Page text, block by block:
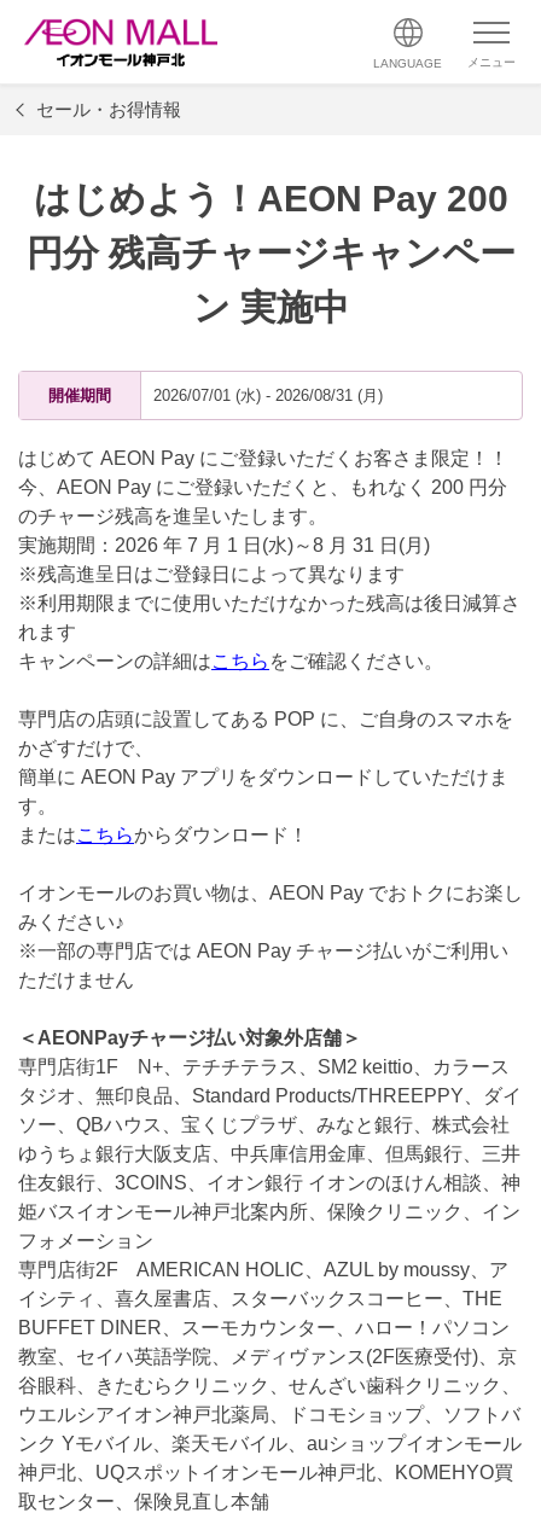
LANGUAGE メニュー
セール・お得情報
はじめよう！AEON Pay 200
円分 残高チャージキャンペー
ン 実施中
開催期間 2026/07/01 (水) - 2026/08/31 (月)
はじめて AEON Pay にご登録いただくお客さま限定！！
今、AEON Pay にご登録いただくと、もれなく 200 円分
のチャージ残高を進呈いたします。
実施期間：2026 年 7 月 1 日(水)～8 月 31 日(月)
※残高進呈日はご登録日によって異なります
※利用期限までに使用いただけなかった残高は後日減算さ
れます
キャンペーンの詳細はこちら をご確認ください。
専門店の店頭に設置してある POP に、ご自身のスマホを
かざすだけで、
簡単に AEON Pay アプリをダウンロードしていただけま
す。
またはこちらからダウンロード！
イオンモールのお買い物は、AEON Pay でおトクにお楽し
みください♪
※一部の専門店では AEON Pay チャージ払いがご利用い
ただけません
＜AEONPayチャージ払い対象外店舗＞
専門店街1F N+、テチチテラス、SM2 keittio、カラース
タジオ、無印良品、Standard Products/THREEPPY、ダイ
ソー、QBハウス、宝くじプラザ、みなと銀行、株式会社
ゆうちょ銀行大阪支店、中兵庫信用金庫、但馬銀行、三井
住友銀行、3COINS、イオン銀行 イオンのほけん相談、神
姫バスイオンモール神戸北案内所、保険クリニック、イン
フォメーション
専門店街2F AMERICAN HOLIC、AZUL by moussy、ア
イシティ、喜久屋書店、スターバックスコーヒー、THE
BUFFET DINER、スーモカウンター、ハロー！パソコン
教室、セイハ英語学院、メディヴァンス(2F医療受付)、京
谷眼科、きたむらクリニック、せんざい歯科クリニック、
ウエルシアイオン神戸北薬局、ドコモショップ、ソフトバ
ンク Yモバイル、楽天モバイル、auショップイオンモール
神戸北、UQスポットイオンモール神戸北、KOMEHYO買
取センター、保険見直し本舗